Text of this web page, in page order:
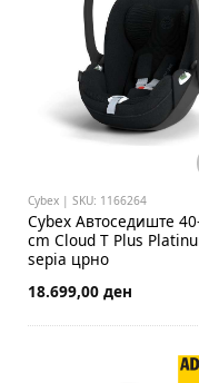
Cybex | SKU: 1166264
CybexАвтоседиште
cm Cloud T Plus
sepia црно
18.699,00 ден